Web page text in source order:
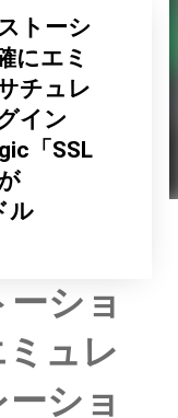
トーシ
にエミ
チュレ
イン
「SSL
ル
ショ
ュレ
ショ